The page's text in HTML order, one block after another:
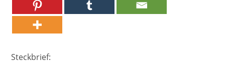
Steckbrief: